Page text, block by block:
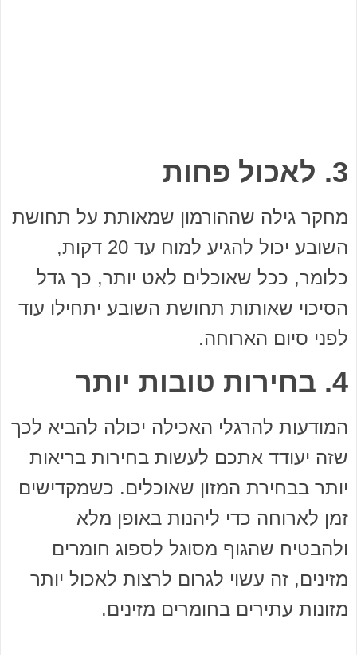
3. לאכול פחות
מחקר גילה שההורמון שמאותת על תחושת
השובע יכול להגיע למוח עד 20 דקות,
כלומר, ככל שאוכלים לאט יותר, כך גדל
הסיכוי שאותות תחושת השובע יתחילו עוד
לפני סיום הארוחה.
4. בחירות טובות יותר
המודעות להרגלי האכילה יכולה להביא לכך
שזה יעודד אתכם לעשות בחירות בריאות
יותר בבחירת המזון שאוכלים. כשמקדישים
זמן לארוחה כדי ליהנות באופן מלא
ולהבטיח שהגוף מסוגל לספוג חומרים
מזינים, זה עשוי לגרום לרצות לאכול יותר
מזונות עתירים בחומרים מזינים.